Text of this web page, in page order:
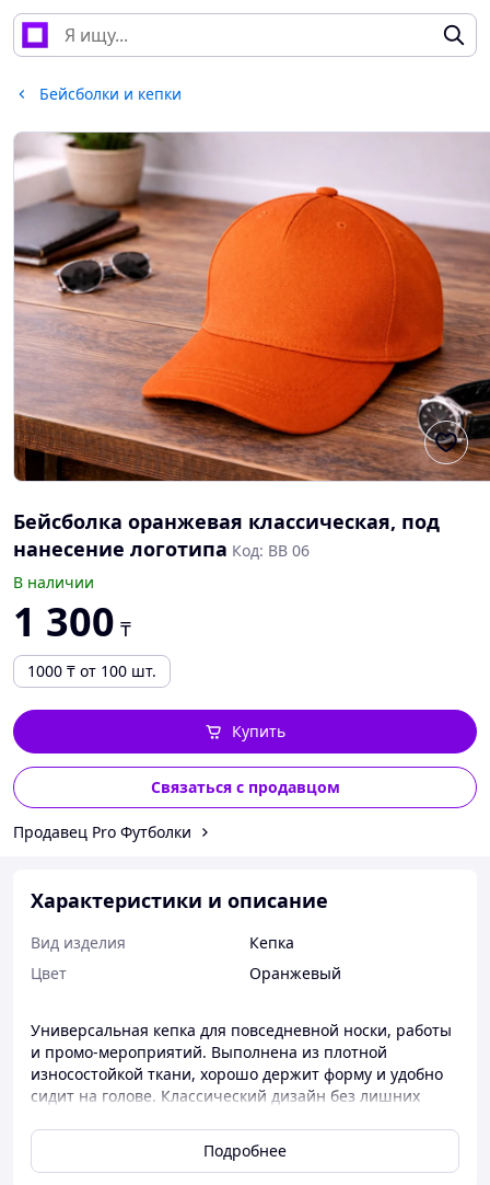
Бейсболки и кепки
Бейсболка оранжевая классическая, под
нанесение логотипа Код: BB 06
В наличии
1 300 ₸
1000 ₸ от 100 шт.
Купить
Связаться с продавцом
Продавец Pro Футболки
Характеристики и описание
Вид изделия
Кепка
Цвет
Оранжевый
Универсальная кепка для повседневной носки, работы
и промо-мероприятий. Выполнена из плотной
износостойкой ткани, хорошо держит форму и удобно
сидит на голове. Классический дизайн без лишних
Мы работаем напрямую с фабриками, контролируем
качество производства и гарантируем аккуратный
Подробнее